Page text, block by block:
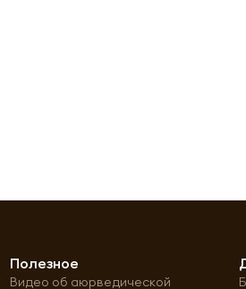
Полезное
Видео об аюрведической